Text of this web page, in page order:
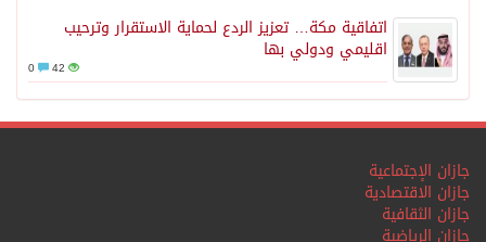
اتفاقية مكة… تعزيز الردع لحماية الاستقرار وترحيب
اقليمي ودولي بها
42
جازان الإجتماعية
جازان الاقتصادية
جازان الثقافية